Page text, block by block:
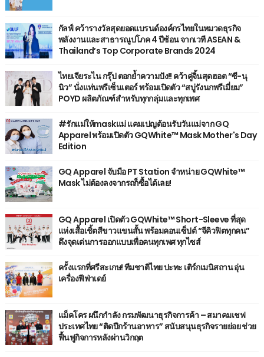
กัลฟ์ คว้ารางวัลสุดยอดแบรนด์องค์กรไทยในหมวดธุรกิจ
พลังงานและสาธารณูปโภค 4 ปีซ้อน จากเวที ASEAN &
Thailand’s Top Corporate Brands 2024
ไทยเจียระไน กรุ๊ป ตอกย้ำความปัง!! คว้าคู่จิ้นสุดฮอต “ซี-นุ
นิว” นั่งแท่นพรีเซ็นเตอร์ พร้อมเปิดตัว “สบู่รังนกพรีเมี่ยม”
POYD ผลิตภัณฑ์สำหรับทุกกลุ่มและทุกเพศ
#รักแม่ให้maskแม่ แคมเปญต้อนรับวันแม่จาก GQ
Apparel พร้อมเปิดตัว GQWhite™ Mask Mother's Day
Edition
GQ Apparel จับมือ PT Station จำหน่าย GQWhite™
Mask ไม่ต้องลงจากรถก็ซื้อได้เลย!
GQ Apparel เปิดตัว GQWhite™ Short-Sleeve ที่สุด
แห่งเสื้อเชิ้ตสีขาวแขนสั้น พร้อมคอนเซ็ปต์ “จีคิวฟิตทุกคน”
ดึงจุดเด่นการออกแบบเพื่อคนทุกเพศ ทุกไซส์
ครั้งแรกที่ศรีสะเกษ! ทีมชาติไทย ปะทะ เติร์กเมนิสถาน อุ่น
เครื่องฟีฟ่าเดย์
แม็คโคร ผนึกกำลัง กรมพัฒนาธุรกิจการค้า – สมาคมเชฟ
ประเทศไทย “ติดปีกร้านอาหาร” สนับสนุนธุรกิจรายย่อย ช่วย
ฟื้นฟูกิจการหลังผ่านวิกฤต